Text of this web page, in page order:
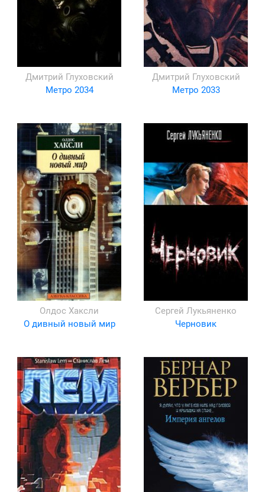
Дмитрий Глуховский
Метро 2034
Дмитрий Глуховский
Метро 2033
Олдос Хаксли
О дивный новый мир
Сергей Лукьяненко
Черновик